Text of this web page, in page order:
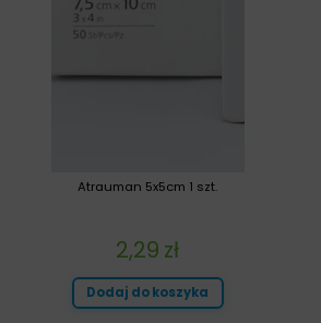
Atrauman 5x5cm 1 szt.
2,29 zł
Dodaj do koszyka